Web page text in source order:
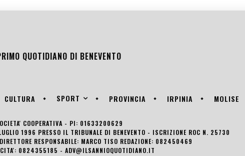
QUOTIDIANO DI BENEVENTO
CULTURA SPORT PROVINCIA IRPINIA MOLISE
COOPERATIVA - PI: 01633200629
1996 PRESSO IL TRIBUNALE DI BENEVENTO - ISCRIZIONE ROC N. 25730
RESPONSABILE: MARCO TISO REDAZIONE: 082450469
0824355185 - ADV@ILSANNIOQUOTIDIANO.IT